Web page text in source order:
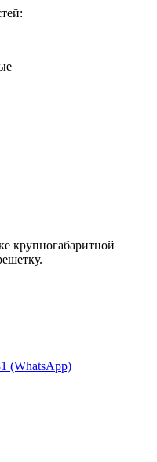
крупногабаритной
(WhatsApp)